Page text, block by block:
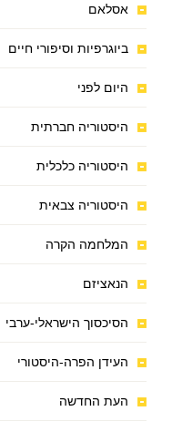
אסלאם
ביוגרפיות וסיפורי חיים
היום לפני
היסטוריה חברתית
היסטוריה כלכלית
היסטוריה צבאית
המלחמה הקרה
הנאציזם
הסיכסוך הישראלי-ערבי
העידן הפרה-היסטורי
העת החדשה